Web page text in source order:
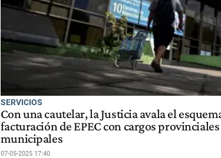
SERVICIOS
Con una cautelar, la Justicia avala el
facturación de EPEC con cargos
municipales
07-05-2025 17:40